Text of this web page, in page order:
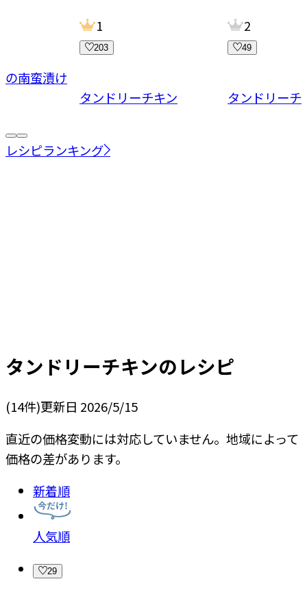
の南蛮漬け
1
203
タンドリーチキン
2
49
タンドリーチ
レシピランキング
タンドリーチキンのレシピ
(14件)更新日 2026/5/15
直近の価格変動には対応していません。地域によって
価格の差があります。
新着順
人気順
29